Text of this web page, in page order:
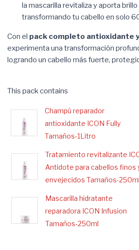
la mascarilla revitaliza y aporta
transformando tu cabello en solo
Con el pack completo antioxidante
experimenta una transformación
logrando un cabello más fuerte,
This pack contains
Champú reparador
antioxidante ICON Fully
Tamaños-1Litro
Tratamiento revitalizante
Antidote para cabellos finos
envejecidos Tamaños-250ml
Mascarilla hidratante
reparadora ICON Infusion
Tamaños-250ml